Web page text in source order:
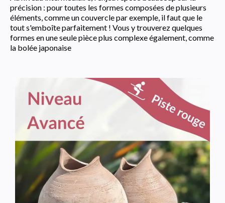
précision : pour toutes les formes composées de plusieurs
éléments, comme un couvercle par exemple, il faut que le
tout s'emboîte parfaitement ! Vous y trouverez quelques
formes en une seule pièce plus complexe également, comme
la bolée japonaise